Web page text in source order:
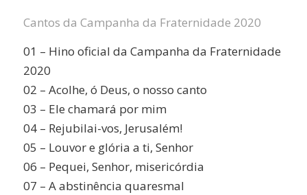
Cantos da Campanha da Fraternidade 2020
01 – Hino oficial da Campanha da Fraternidade
2020
02 – Acolhe, ó Deus, o nosso canto
03 – Ele chamará por mim
04 – Rejubilai-vos, Jerusalém!
05 – Louvor e glória a ti, Senhor
06 – Pequei, Senhor, misericórdia
07 – A abstinência quaresmal